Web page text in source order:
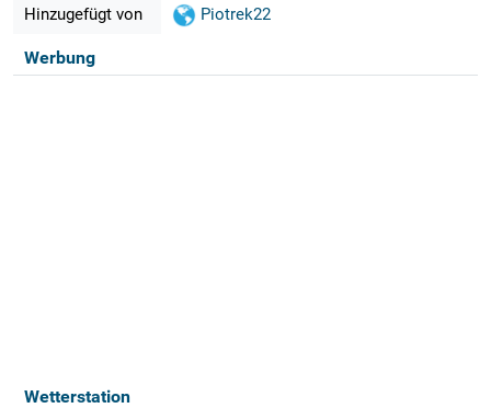
Hinzugefügt von Piotrek22
Werbung
Wetterstation